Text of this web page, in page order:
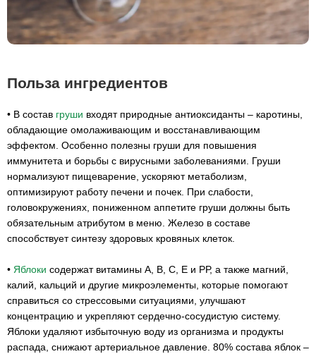
Польза ингредиентов
• В состав груши входят природные антиоксиданты – каротины,
обладающие омолаживающим и восстанавливающим
эффектом. Особенно полезны груши для повышения
иммунитета и борьбы с вирусными заболеваниями. Груши
нормализуют пищеварение, ускоряют метаболизм,
оптимизируют работу печени и почек. При слабости,
головокружениях, пониженном аппетите груши должны быть
обязательным атрибутом в меню. Железо в составе
способствует синтезу здоровых кровяных клеток.
• Яблоки содержат витамины А, В, С, Е и РР, а также магний,
калий, кальций и другие микроэлементы, которые помогают
справиться со стрессовыми ситуациями, улучшают
концентрацию и укрепляют сердечно-сосудистую систему.
Яблоки удаляют избыточную воду из организма и продукты
распада, снижают артериальное давление. 80% состава яблок –